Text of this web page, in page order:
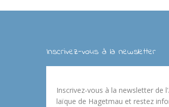
Inscrivez-vous à la newsletter
Inscrivez-vous à la newsletter de
laïque de Hagetmau et restez